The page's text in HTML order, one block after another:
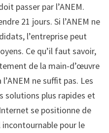
passer par l’ANEM.
21 jours. Si l’ANEM ne
l’entreprise peut
Ce qu’il faut savoir,
de la main-d’œuvre
ne suffit pas. Les
solutions plus rapides et
se positionne de
pour le